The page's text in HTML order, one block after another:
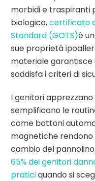
morbidi e traspiranti
biologico,certificato
Standard (GOTS)è
sue proprietà
materiale
soddisfa i criteri di
I genitori
semplificano le
come bottoni
magnetiche rendono
cambio del
65% dei genitori
praticiquando si